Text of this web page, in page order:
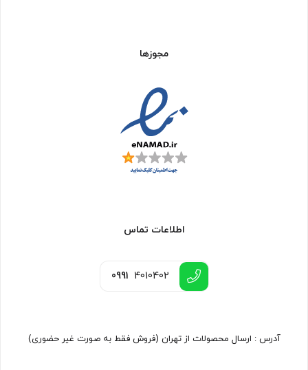
مجوزها
اطلاعات تماس
0991 4010402
آدرس : ارسال محصولات از تهران (فروش فقط به صورت غیر حضوری)